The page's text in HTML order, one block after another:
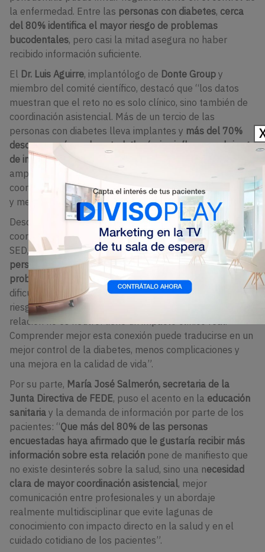
la enfermedad. Entre las personas con diabetes, cerca
del 80% identifica el mayor riesgo de problemas
bucodentales, pero casi la mitad asegura no haber
recibido información suficiente.
El Dr. Luis Aguirre, implantólogo de Donte Group y
miembro del comité científico, destacó que “los datos
muestran que el reto no es solo clínico, sino también de
coordinación asistencial. Más de un tercio de las
personas con diabetes lleva implantes y más del 70%
desconoce cómo el control glucémico influye en el riesgo
de infección o fracaso del implante
amplio margen de mejora, donde la clave radica en la
coordinación: protocolos compartidos, información clara
y mensajes homogéneos entre medicina y odontología”.
Desde el ámbito médico, laDra. Virginia Bellido,
coordinadora del grupo de Enfermedad Periodontal de la
SED, insistió en la importancia de la información: “ Las
personas con diabetes tienen hasta tres veces más
probabilidades de desarrollar periodontitis , lo que puede
dificultar el control de la enfermedad y aumentar el
riesgo de complicaciones. El desconocimiento de esta
relación no es neutro: tiene un impacto clínico real.
Comprender mejor esta conexión puede traducirse en un
mejor control de la diabetes, menos complicaciones y
una mejora en la calidad de vida”.
Por su parte, María José Salmerón, secretaria de la
Junta Directiva de FEDE, puso el acento en la educación
sanitaria y la demanda de información por parte de los
pacientes: “Que más del 80% de las personas
encuestadas haya afirmado que le gustaría recibir más
información sobre esta relación pone de manifiesto que
no existe desinterés sobre la salud, sino una necesidad
clara de mayor coordinación asistencial, mejor
comunicación entre profesionales y un abordaje
realmente multidisciplinar que evite lagunas de
conocimiento con impacto directo en la salud y en el
cuidado cotidiano de los pacientes”.